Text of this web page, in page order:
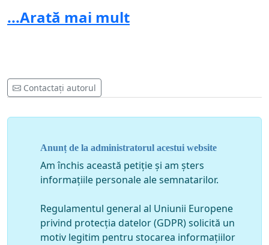
(STOPFUMAT), pus la dispoziţie în cadrul Programului
Naţional Stop Fumat, finanţarea oferită de Ministerul
Să nu acceptăm moartea datorată fumatului ca o
şansele de a avea o viaţă sănătoasă!
Acţionând rapid si consecvent prin educatie pentru
sanatate de la varste tinere si oferind servicii medicale
de asistenta pentru renuntarea la fumat, putem spera
ca adolescenţii şi tinerii să nu mai fie victimele acestei
dependenţe !
Solicităm factorilor de decizie din România:
...Arată mai mult
Contactați autorul
Anunț de la administratorul acestui website
Am închis această petiție și am șters
informațiile personale ale semnatarilor.
Regulamentul general al Uniunii Europene
privind protecția datelor (GDPR) solicită un
motiv legitim pentru stocarea informațiilor